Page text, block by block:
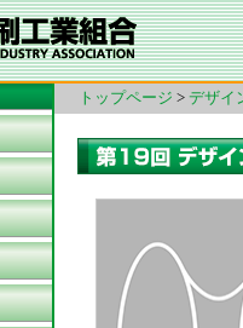
トップページ > デザイ